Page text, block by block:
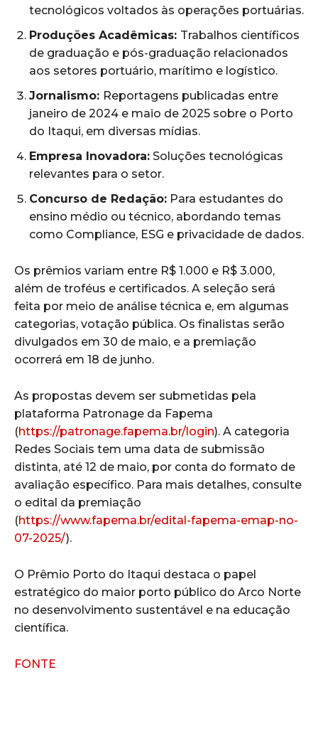
tecnológicos voltados às operações portuárias.
Produções Acadêmicas: Trabalhos científicos
de graduação e pós-graduação relacionados
aos setores portuário, marítimo e logístico.
Jornalismo: Reportagens publicadas entre
janeiro de 2024 e maio de 2025 sobre o Porto
do Itaqui, em diversas mídias.
Empresa Inovadora: Soluções tecnológicas
relevantes para o setor.
Concurso de Redação: Para estudantes do
ensino médio ou técnico, abordando temas
como Compliance, ESG e privacidade de dados.
Os prêmios variam entre R$ 1.000 e R$ 3.000,
além de troféus e certificados. A seleção será
feita por meio de análise técnica e, em algumas
categorias, votação pública. Os finalistas serão
divulgados em 30 de maio, e a premiação
ocorrerá em 18 de junho.
As propostas devem ser submetidas pela
plataforma Patronage da Fapema
(https://patronage.fapema.br/login). A categoria
Redes Sociais tem uma data de submissão
distinta, até 12 de maio, por conta do formato de
avaliação específico. Para mais detalhes, consulte
o edital da premiação
(https://www.fapema.br/edital-fapema-emap-no-
07-2025/).
O Prêmio Porto do Itaqui destaca o papel
estratégico do maior porto público do Arco Norte
no desenvolvimento sustentável e na educação
científica.
FONTE